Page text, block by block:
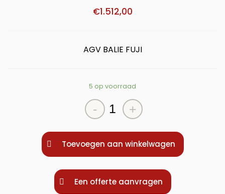
€1.512,00
AGV BALIE FUJI
5 op voorraad
- AGV
BALIE
FUJI
aantal
+
Toevoegen aan winkelwagen
Een offerte aanvragen